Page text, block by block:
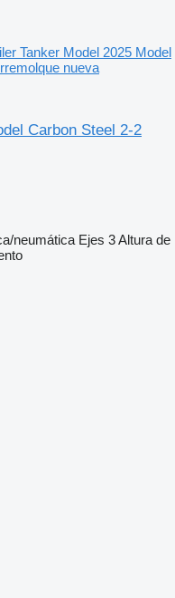
Tanker Model 2025 Model
nueva
Carbon Steel 2-2
neumática Ejes 3Altura de